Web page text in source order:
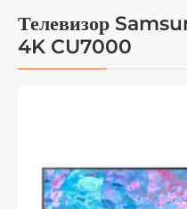
Телевизор
4K CU7000